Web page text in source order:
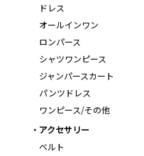
ドレス
オールインワン
ロンパース
シャツワンピース
ジャンパースカート
パンツドレス
ワンピース/その他
アクセサリー
ベルト